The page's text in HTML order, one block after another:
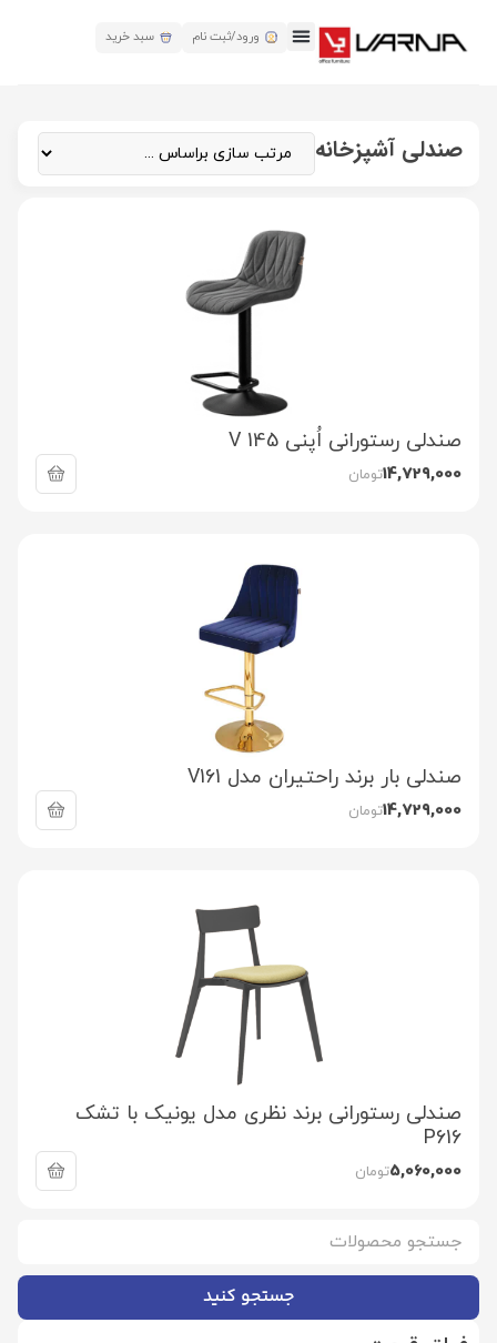
ورود/ثبت نام سبد خرید
جستجو کنید
صندلی آشپزخانه
صندلی رستورانی اُپنی V 145
14,729,000تومان
صندلی بار برند راحتیران مدل V161
14,729,000تومان
صندلی رستورانی برند نظری مدل یونیک با تشک
P616
5,060,000تومان